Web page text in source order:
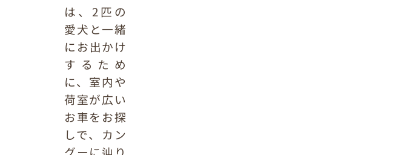
は、2匹の
愛犬と一緒
にお出かけ
するため
に、室内や
荷室が広い
お車をお探
しで、カン
グーに辿り